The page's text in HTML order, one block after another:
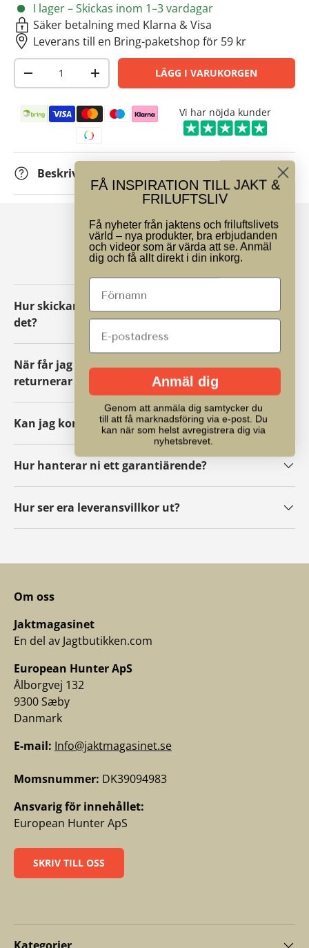
I lager – Skickas inom 1–3 vardagar
Säker betalning med Klarna & Visa
Leverans till en Bring-paketshop för 59 kr
-
+ LÄGG I VARUKORGEN
Betalningsmetoder Vi har nöjda kunder
Beskrivning
VANLIGA FRÅGOR
Hur skickar jag tillbaka ett paket eller byter
det?
När får jag mina pengar tillbaka om jag
returnerar ett paket?
Kan jag kontakta er?
Hur hanterar ni ett garantiärende?
Hur ser era leveransvillkor ut?
Om oss
Jaktmagasinet
En del av Jagtbutikken.com
European Hunter ApS
Ålborgvej 132
9300 Sæby
Danmark
E-mail: Info@jaktmagasinet.se
Momsnummer: DK39094983
Ansvarig för innehållet:
European Hunter ApS
SKRIV TILL OSS
FÅ INSPIRATION TILL JAKT &
FRILUFTSLIV
Få nyheter från jaktens och friluftslivets
värld – nya produkter, bra erbjudanden
och videor som är värda att se. Anmäl
dig och få allt direkt i din inkorg.
Anmäl dig
Genom att anmäla dig samtycker du
till att få marknadsföring via e-post. Du
kan när som helst avregistrera dig via
nyhetsbrevet.